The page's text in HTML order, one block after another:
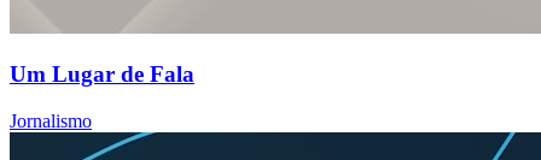
Um Lugar de Fala
Jornalismo